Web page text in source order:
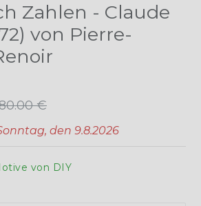
Zahlen - Claude
von Pierre-
€
den 9.8.2026
von DIY